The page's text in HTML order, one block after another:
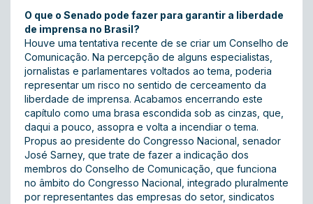
O que o Senado pode fazer para garantir a liberdade
de imprensa no Brasil?
Houve uma tentativa recente de se criar um Conselho de
Comunicação. Na percepção de alguns especialistas,
jornalistas e parlamentares voltados ao tema, poderia
representar um risco no sentido de cerceamento da
liberdade de imprensa. Acabamos encerrando este
capítulo como uma brasa escondida sob as cinzas, que,
daqui a pouco, assopra e volta a incendiar o tema.
Propus ao presidente do Congresso Nacional, senador
José Sarney, que trate de fazer a indicação dos
membros do Conselho de Comunicação, que funciona
no âmbito do Congresso Nacional, integrado pluralmente
por representantes das empresas do setor, sindicatos